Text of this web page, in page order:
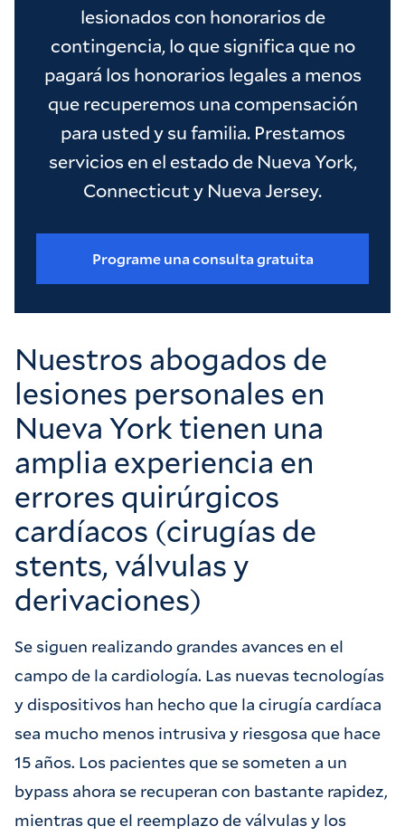
lesionados con honorarios de
contingencia, lo que significa que no
pagará los honorarios legales a menos
que recuperemos una compensación
para usted y su familia. Prestamos
servicios en el estado de Nueva York,
Connecticut y Nueva Jersey.
Programe una consulta gratuita
Nuestros abogados de
lesiones personales en
Nueva York tienen una
amplia experiencia en
errores quirúrgicos
cardíacos (cirugías de
stents, válvulas y
derivaciones)
Se siguen realizando grandes avances en el
campo de la cardiología. Las nuevas tecnologías
y dispositivos han hecho que la cirugía cardíaca
sea mucho menos intrusiva y riesgosa que hace
15 años. Los pacientes que se someten a un
bypass ahora se recuperan con bastante rapidez,
mientras que el reemplazo de válvulas y los